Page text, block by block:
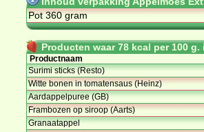
Pot 360 gram
Producten waar 78 kcal per 100
Productnaam
Surimi sticks (Resto)
Witte bonen in tomatensaus (Heinz)
Aardappelpuree (GB)
Frambozen op siroop (Aarts)
Granaatappel